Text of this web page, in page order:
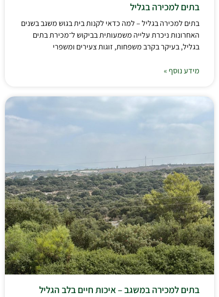
בתים למכירה בגליל
בתים למכירה בגליל – למה כדאי לקנות בית בגוש משגב בשנים
האחרונות ניכרת עלייה משמעותית בביקוש ל־מכירת בתים
בגליל, בעיקר בקרב משפחות, זוגות צעירים ומשפרי
מידע נוסף »
בתים למכירה במשגב – איכות חיים בלב הגליל